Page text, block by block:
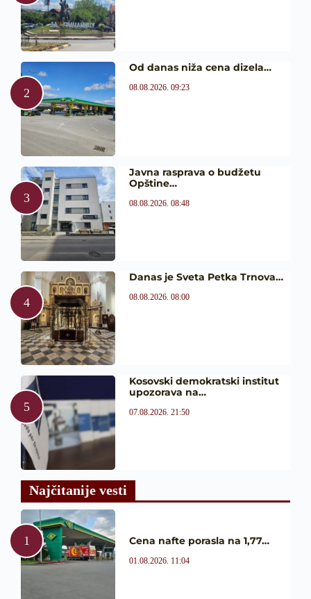
Od danas niža cena dizela…
08.08.2026. 09:23
Javna rasprava o budžetu
Opštine…
08.08.2026. 08:48
Danas je Sveta Petka Trnova…
08.08.2026. 08:00
Kosovski demokratski institut
upozorava na…
07.08.2026. 21:50
Najčitanije vesti
Cena nafte porasla na 1,77…
01.08.2026. 11:04